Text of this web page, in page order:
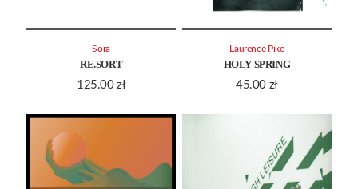
RE.SORT
125.00 zł
Sora
HOLY SPRING
45.00 zł
Laurence Pike